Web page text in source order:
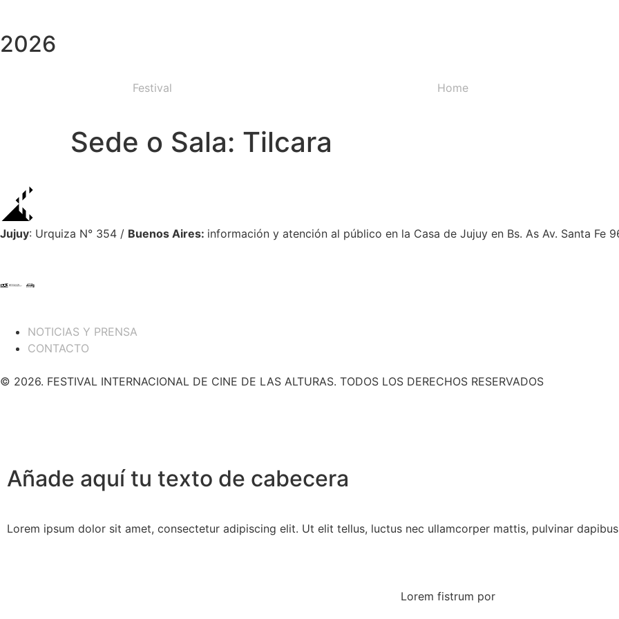
2026
Festival Home
Sede o Sala: Tilcara
Jujuy: Urquiza N° 354 / Buenos Aires: información y atención al público en la Casa de Jujuy en Bs. As Av. Santa Fe
NOTICIAS Y PRENSA
CONTACTO
© 2026. FESTIVAL INTERNACIONAL DE CINE DE LAS ALTURAS. TODOS LOS DERECHOS RESERVADOS
Añade aquí tu texto de cabecera
Lorem ipsum dolor sit amet, consectetur adipiscing elit. Ut elit tellus, luctus nec ullamcorper mattis, pulvinar
Lorem fistrum por